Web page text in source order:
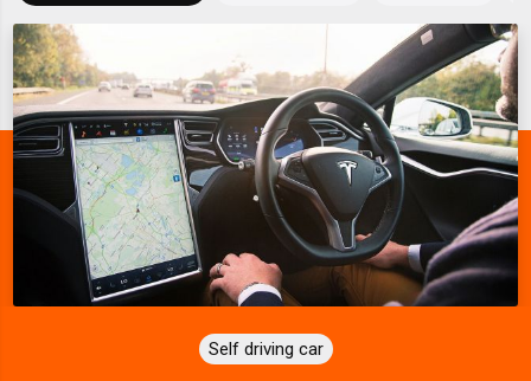
Self driving car